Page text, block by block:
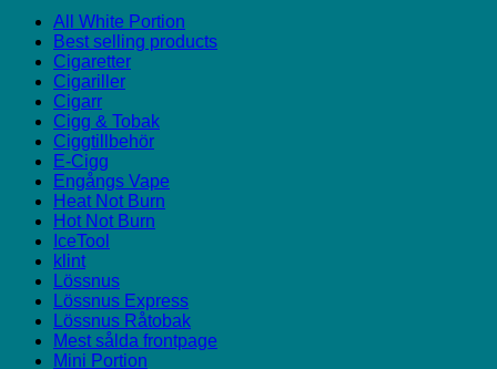
All White Portion
Best selling products
Cigaretter
Cigariller
Cigarr
Cigg & Tobak
Ciggtillbehör
E-Cigg
Engångs Vape
Heat Not Burn
Hot Not Burn
IceTool
klint
Lössnus
Lössnus Express
Lössnus Råtobak
Mest sålda frontpage
Mini Portion